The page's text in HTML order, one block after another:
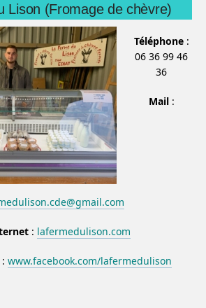
Lison (Fromage de chèvre)
Téléphone:
06 36 99 46
36
Mail:
: lafermedulison.com
www.facebook.com/lafermedulison